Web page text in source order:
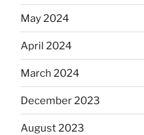
May 2024
April 2024
March 2024
December 2023
August 2023